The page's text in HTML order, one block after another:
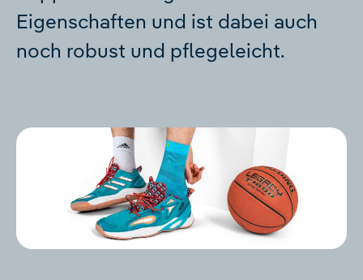
Eigenschaften und ist dabei auch
noch robust und pflegeleicht.